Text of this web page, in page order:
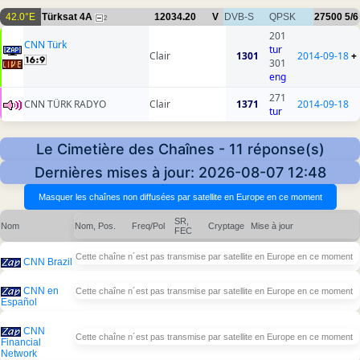
42.0°E Türksat 4A 2 12034.20 V DVB-S QPSK 27500 5/6
CNN Türk
Clair
1301
201
tur
301
eng
2014-09-18+
CNN TÜRK RADYO Clair 1371
271
tur
2014-09-18
Le Cimetière des Chaînes - 11 réponse(s)
Dernières mises à jour: 2026-08-07 12:48
Nom Nom, Pos. Freq/Pol
SR,
FEC
Cryptage Mise à jour
CNN Brazil Cette chaîne n´est pas transmise par satellite en Europe en ce moment
CNN en
Español
Cette chaîne n´est pas transmise par satellite en Europe en ce moment
CNN
Financial
Network
Cette chaîne n´est pas transmise par satellite en Europe en ce moment